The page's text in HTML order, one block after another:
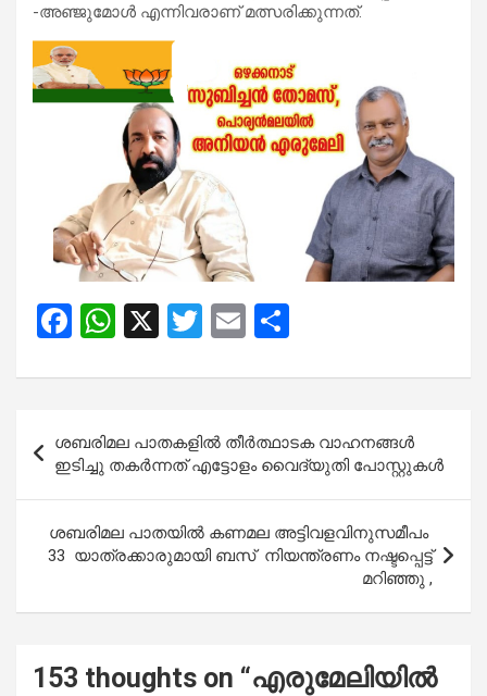
-അഞ്ജുമോള്‍ എന്നിവരാണ് മത്സരിക്കുന്നത്.
F
ce
o
o
k
W
at
A
p
p
X
T
tt
er
E
ail ar
navigation
ശബരിമല പാതകളിൽ തീർത്ഥാടക വാഹനങ്ങൾ
ഇടിച്ചു തകർന്നത് എട്ടോളം വൈദ്യുതി പോസ്റ്റുകൾ
ശബരിമല പാതയിൽ കണമല അട്ടിവളവിനുസമീപം
33 യാത്രക്കാരുമായി ബസ് നിയന്ത്രണം നഷ്ടപ്പെട്ട്
മറിഞ്ഞു ,
153 thoughts on “എരുമേലിയിൽ